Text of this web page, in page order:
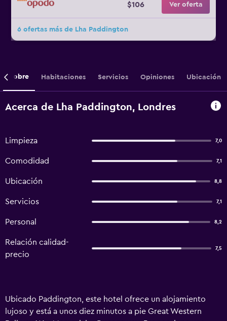
$106 Ver oferta
6 ofertas más de Lha Paddington
Sobre Habitaciones Servicios Opiniones Ubicación
Acerca de Lha Paddington, Londres
Limpieza 7,0
Comodidad 7,1
Ubicación 8,8
Servicios 7,1
Personal 8,2
Relación calidad-
precio
7,5
Ubicado Paddington, este hotel ofrece un alojamiento
lujoso y está a unos diez minutos a pie Great Western